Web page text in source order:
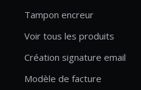
Tampon encreur
Voir tous les produits
Création signature email
Modèle de facture